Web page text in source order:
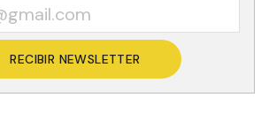
RECIBIR NEWSLETTER